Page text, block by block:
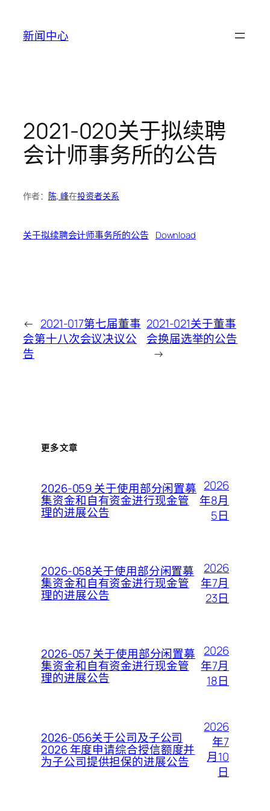
新闻中心
2021-020关于拟续聘
会计师事务所的公告
作者： 陈, 峰在投资者关系
关于拟续聘会计师事务所的公告 Download
← 2021-017第七届董事
会第十八次会议决议公
告
2021-021关于董事
会换届选举的公告
→
更多文章
2026-059 关于使用部分闲置募
集资金和自有资金进行现金管
理的进展公告
2026
年8月
5日
2026-058关于使用部分闲置募
集资金和自有资金进行现金管
理的进展公告
2026
年7月
23日
2026-057 关于使用部分闲置募
集资金和自有资金进行现金管
理的进展公告
2026
年7月
18日
2026-056关于公司及子公司
2026 年度申请综合授信额度并
为子公司提供担保的进展公告
2026
年7
月10
日